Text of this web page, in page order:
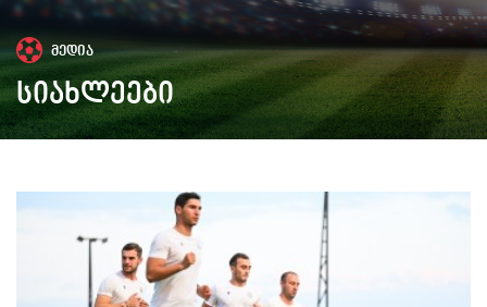
მედია
სიახლეები